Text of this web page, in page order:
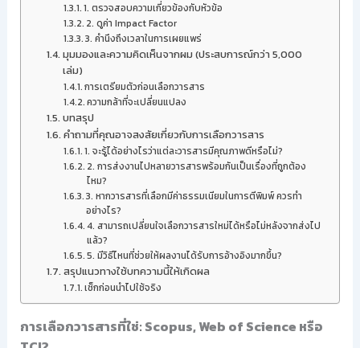
1. ตรวจสอบความเกี่ยวข้องกับหัวข้อ
2. ดูค่า Impact Factor
3. คำนึงถึงเวลาในการเผยแพร่
มุมมองและความคิดเห็นจากผม (ประสบการณ์กว่า 5,000
เล่ม)
การเตรียมตัวก่อนเลือกวารสาร
ความกล้าที่จะเปลี่ยนแปลง
บทสรุป
คำถามที่คุณอาจสงสัยเกี่ยวกับการเลือกวารสาร
1. จะรู้ได้อย่างไรว่าแต่ละวารสารมีคุณภาพดีหรือไม่?
2. การส่งงานไปหลายวารสารพร้อมกันเป็นเรื่องที่ถูกต้อง
ไหม?
3. หากวารสารที่เลือกมีค่าธรรมเนียมในการตีพิมพ์ ควรทำ
อย่างไร?
4. สามารถเปลี่ยนใจเลือกวารสารใหม่ได้หรือไม่หลังจากส่งไป
แล้ว?
5. มีวิธีไหนที่ช่วยให้ผลงานได้รับการอ้างอิงมากขึ้น?
สรุปแนวทางใช้บทความนี้ให้เกิดผล
เช็กก่อนนำไปใช้จริง
การเลือกวารสารที่ใช่: Scopus, Web of Science หรือ